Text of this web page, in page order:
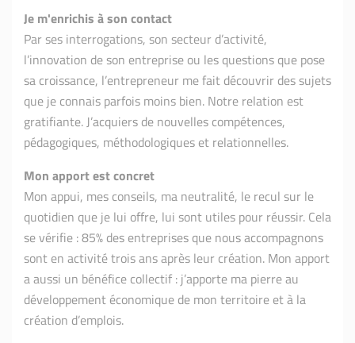
Je m'enrichis à son contact
Par ses interrogations, son secteur d’activité,
l’innovation de son entreprise ou les questions que pose
sa croissance, l’entrepreneur me fait découvrir des sujets
que je connais parfois moins bien. Notre relation est
gratifiante. J’acquiers de nouvelles compétences,
pédagogiques, méthodologiques et relationnelles.
Mon apport est concret
Mon appui, mes conseils, ma neutralité, le recul sur le
quotidien que je lui offre, lui sont utiles pour réussir. Cela
se vérifie : 85% des entreprises que nous accompagnons
sont en activité trois ans après leur création. Mon apport
a aussi un bénéfice collectif : j’apporte ma pierre au
développement économique de mon territoire et à la
création d’emplois.